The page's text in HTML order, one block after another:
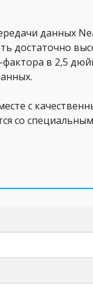
данных
достаточно
в 2,5
с
со